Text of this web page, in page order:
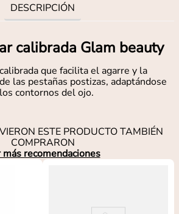
DESCRIPCIÓN
calibrada Glam beauty
que facilita el agarre y la
las pestañas postizas, adaptándose
contornos del ojo.
ESTE PRODUCTO TAMBIÉN
COMPRARON
más recomendaciones